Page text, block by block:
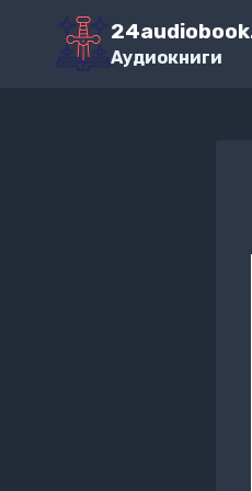
Перейти
содержимомуАудиокниги